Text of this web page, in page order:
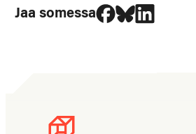
Jaa somessa
Jaa Facebookissa
Jaa Blueskyssa
Jaa